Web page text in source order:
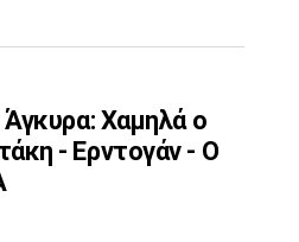
Άγκυρα: Χαμηλά ο
- Ερντογάν - Ο